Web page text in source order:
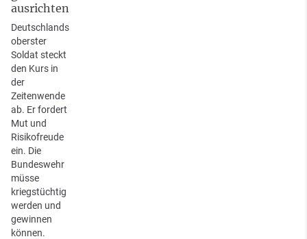
ausrichten
Deutschlands
oberster
Soldat steckt
den Kurs in
der
Zeitenwende
ab. Er fordert
Mut und
Risikofreude
ein. Die
Bundeswehr
müsse
kriegstüchtig
werden und
gewinnen
können.